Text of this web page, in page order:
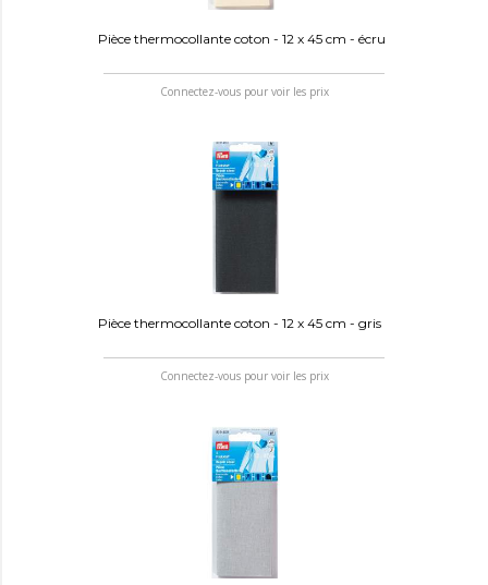
Pièce thermocollante coton - 12 x 45 cm - écru
Connectez-vous pour voir les prix
Pièce thermocollante coton - 12 x 45 cm - gris
Connectez-vous pour voir les prix